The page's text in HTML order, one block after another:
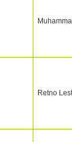
Retno